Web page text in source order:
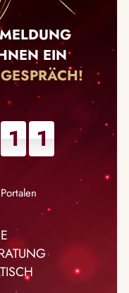
EIN
1 1